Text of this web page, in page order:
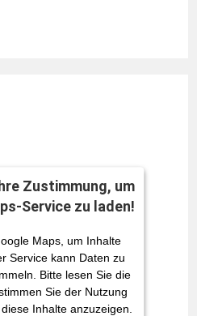
Zustimmung, um
Service zu laden!
Maps, um Inhalte
Service kann Daten zu
Bitte lesen Sie die
Sie der Nutzung
Inhalte anzuzeigen.